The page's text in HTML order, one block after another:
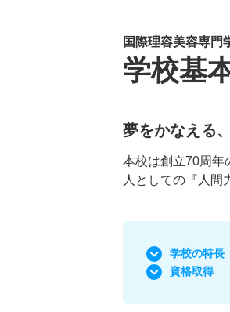
国際理容美容専門
学校基
夢をかなえる
本校は創立70周年
人としての『人間
学校の特長
資格取得